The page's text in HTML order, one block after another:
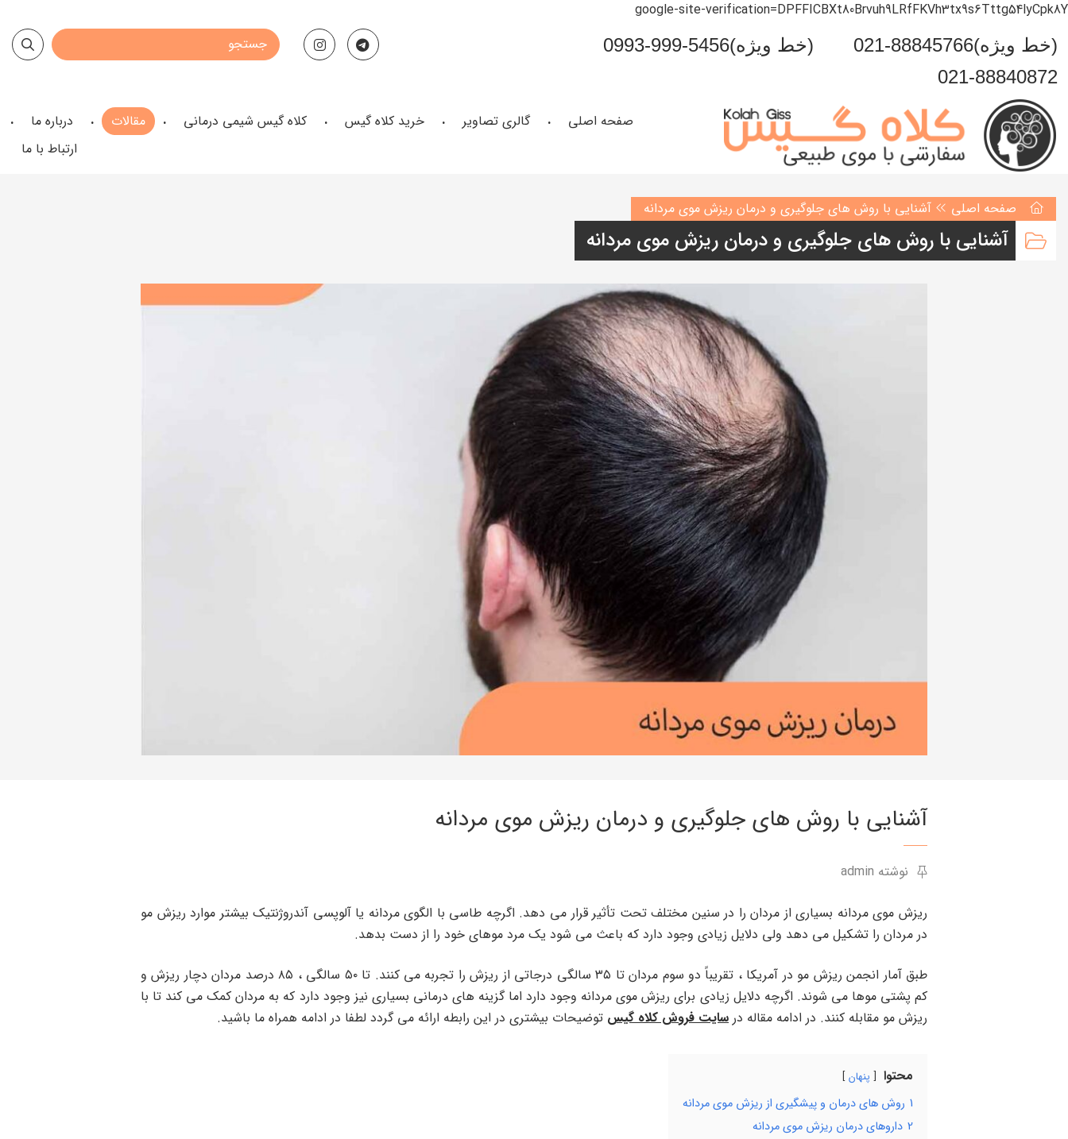
google-site-verification=DPFFICBXt80Brvuh9LRfFKVh3tx9s6Tttg54lyCpk8Y
021-88845766(خط ویژه)
0993-999-5456(خط ویژه)
021-88840872
صفحه اصلی گالری تصاویر خرید کلاه گیس کلاه گیس شیمی درمانی مقالات
درباره ما
ارتباط با ما
صفحه اصلی آشنایی با روش های جلوگیری و درمان ریزش موی مردانه
آشنایی با روش های جلوگیری و درمان ریزش موی مردانه
آشنایی با روش های جلوگیری و درمان ریزش موی مردانه
نوشته admin
ریزش موی مردانه بسیاری از مردان را در سنین مختلف تحت تأثیر قرار می دهد. اگرچه طاسی با الگوی مردانه یا آلوپسی آندروژنتیک بیشتر موارد ریزش مو
در مردان را تشکیل می دهد ولی دلایل زیادی وجود دارد که باعث می شود یک مرد موهای خود را از دست بدهد.
طبق آمار انجمن ریزش مو در آمریکا ، تقریباً دو سوم مردان تا ۳۵ سالگی درجاتی از ریزش را تجربه می کنند. تا ۵۰ سالگی ، ۸۵ درصد مردان دچار ریزش و
کم پشتی موها می شوند. اگرچه دلایل زیادی برای ریزش موی مردانه وجود دارد اما گزینه های درمانی بسیاری نیز وجود دارد که به مردان کمک می کند تا با
ریزش مو مقابله کنند. در ادامه مقاله در سایت فروش کلاه گیس توضیحات بیشتری در این رابطه ارائه می گردد لطفا در ادامه همراه ما باشید.
محتوا پنهان
1 روش های درمان و پیشگیری از ریزش موی مردانه
2 داروهای درمان ریزش موی مردانه